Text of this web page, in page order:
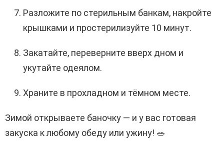
Разложите по стерильным банкам, накройте
крышками и простерилизуйте 10 минут.
Закатайте, переверните вверх дном и
укутайте одеялом.
Храните в прохладном и тёмном месте.
Зимой открываете баночку — и у вас готовая
закуска к любому обеду или ужину! 🥗